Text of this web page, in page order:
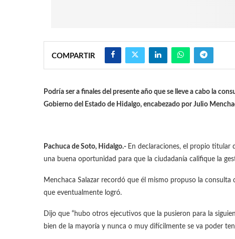
COMPARTIR
Podría ser a finales del presente año que se lleve a cabo la
Gobierno del Estado de Hidalgo, encabezado por Julio
Pachuca de Soto, Hidalgo.- En declaraciones, el propio titular
una buena oportunidad para que la ciudadanía califique la
Menchaca Salazar recordó que él mismo propuso la
que eventualmente logró.
Dijo que “hubo otros ejecutivos que la pusieron para la
bien de la mayoría y nunca o muy difícilmente se va poder